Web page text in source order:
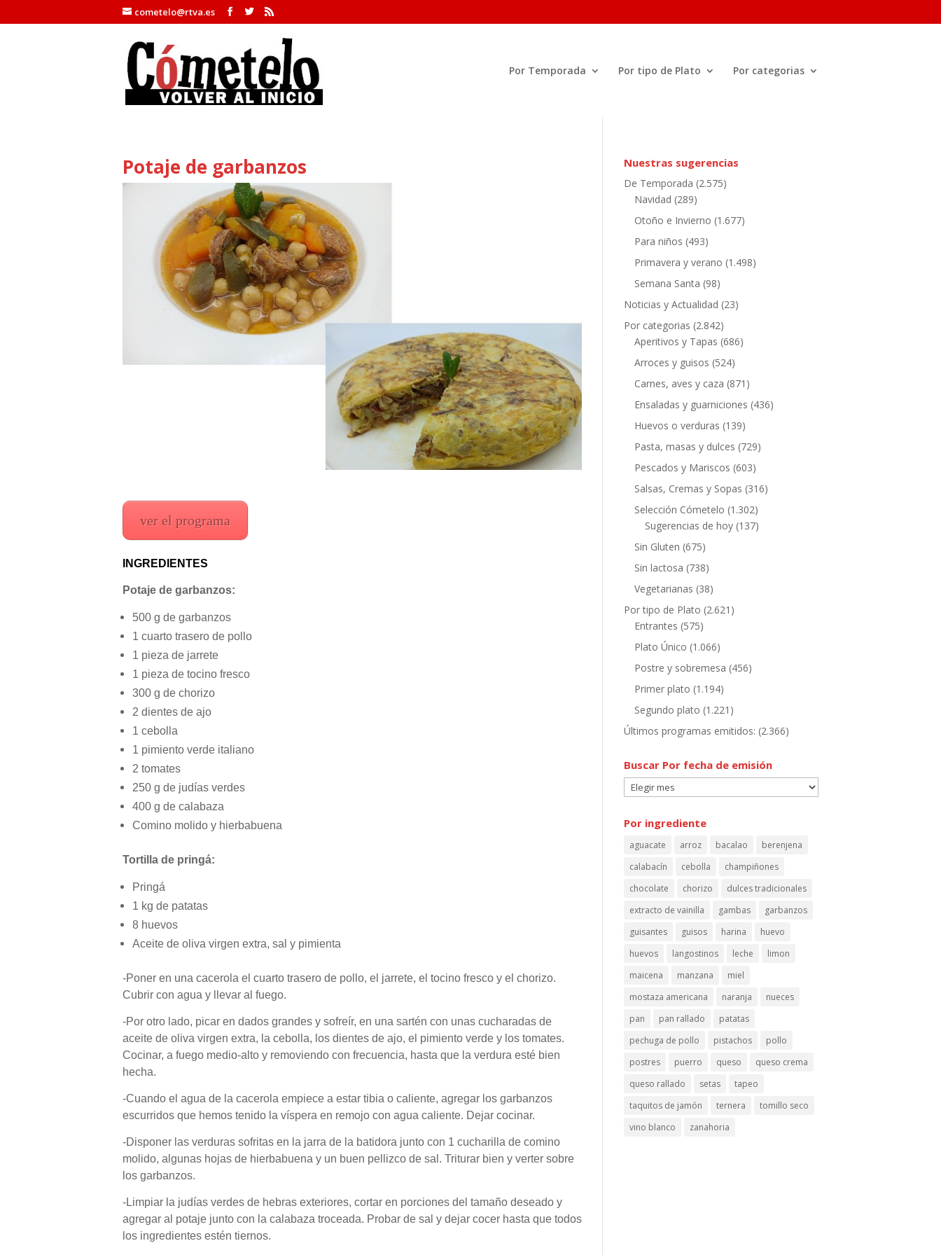
cometelo@rtva.es
Por Temporada Por tipo de Plato Por categorias
Potaje de garbanzos
ver el programa
INGREDIENTES
Potaje de garbanzos:
500 g de garbanzos
1 cuarto trasero de pollo
1 pieza de jarrete
1 pieza de tocino fresco
300 g de chorizo
2 dientes de ajo
1 cebolla
1 pimiento verde italiano
2 tomates
250 g de judías verdes
400 g de calabaza
Comino molido y hierbabuena
Tortilla de pringá:
Pringá
1 kg de patatas
8 huevos
Aceite de oliva virgen extra, sal y pimienta
-Poner en una cacerola el cuarto trasero de pollo, el jarrete, el tocino fresco y el chorizo.
Cubrir con agua y llevar al fuego.
-Por otro lado, picar en dados grandes y sofreír, en una sartén con unas cucharadas de
aceite de oliva virgen extra, la cebolla, los dientes de ajo, el pimiento verde y los tomates.
Cocinar, a fuego medio-alto y removiendo con frecuencia, hasta que la verdura esté bien
hecha.
-Cuando el agua de la cacerola empiece a estar tibia o caliente, agregar los garbanzos
escurridos que hemos tenido la víspera en remojo con agua caliente. Dejar cocinar.
-Disponer las verduras sofritas en la jarra de la batidora junto con 1 cucharilla de comino
molido, algunas hojas de hierbabuena y un buen pellizco de sal. Triturar bien y verter sobre
los garbanzos.
-Limpiar la judías verdes de hebras exteriores, cortar en porciones del tamaño deseado y
agregar al potaje junto con la calabaza troceada. Probar de sal y dejar cocer hasta que todos
los ingredientes estén tiernos.
Nuestras sugerencias
De Temporada (2.575)
Navidad (289)
Otoño e Invierno (1.677)
Para niños (493)
Primavera y verano (1.498)
Semana Santa (98)
Noticias y Actualidad (23)
Por categorias (2.842)
Aperitivos y Tapas (686)
Arroces y guisos (524)
Carnes, aves y caza (871)
Ensaladas y guarniciones (436)
Huevos o verduras (139)
Pasta, masas y dulces (729)
Pescados y Mariscos (603)
Salsas, Cremas y Sopas (316)
Selección Cómetelo (1.302)
Sugerencias de hoy(137)
Sin Gluten (675)
Sin lactosa (738)
Vegetarianas (38)
Por tipo de Plato (2.621)
Entrantes (575)
Plato Único (1.066)
Postre y sobremesa (456)
Primer plato (1.194)
Segundo plato (1.221)
Últimos programas emitidos: (2.366)
Buscar Por fecha de emisión
Buscar
Por
fecha
emisión
Por ingrediente
aguacate arroz bacalao
berenjena
calabacín
cebolla
champiñones
chocolate
chorizo
dulces tradicionales
extracto de vainilla
gambas
garbanzos
guisantes
guisos harina
huevo
huevos
langostinos leche
limon
maicena
manzana
miel
mostaza americana
naranja
nueces
pan
pan rallado
patatas
pechuga de pollo
pistachos
pollo
postres
puerro queso
queso crema
queso rallado
setas
tapeo
taquitos de jamón
ternera
tomillo seco
vino blanco
zanahoria